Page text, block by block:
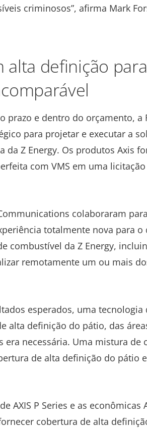
criminosos”, afirma Mark
definição
prazo e dentro do orçamento, a
para projetar e executar a
da Z Energy. Os produtos Axis
com VMS em uma
colaboraram
totalmente nova para
combustível da Z Energy,
remotamente um ou mais
esperados, uma
alta definição do pátio, das
necessária. Uma mistura de
de alta definição do pátio
AXIS P Series e as econômicas
cobertura de alta